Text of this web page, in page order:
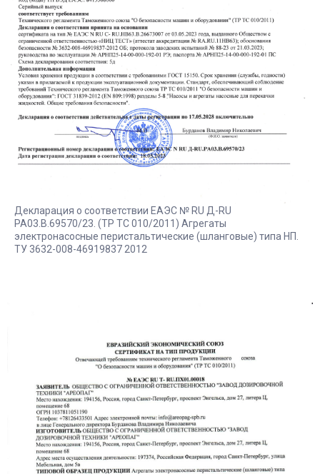
Декларация о соответствии ЕАЭС № RU Д-RU
РА03.В.69570/23. (ТР ТС 010/2011) Агрегаты
электронасосные перистальтические (шланговые) типа НП.
ТУ 3632-008-46919837 2012